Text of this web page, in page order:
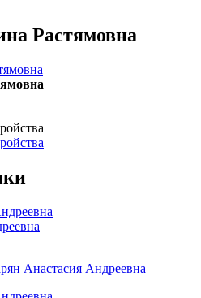
Растямовна
Анастасия Андреевна